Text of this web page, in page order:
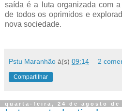
saída é a luta organizada com
de todos os oprimidos e
nova sociedade.
Pstu Maranhão à(s) 09:14 2
Compartilhar
quarta-feira, 24 de agosto de